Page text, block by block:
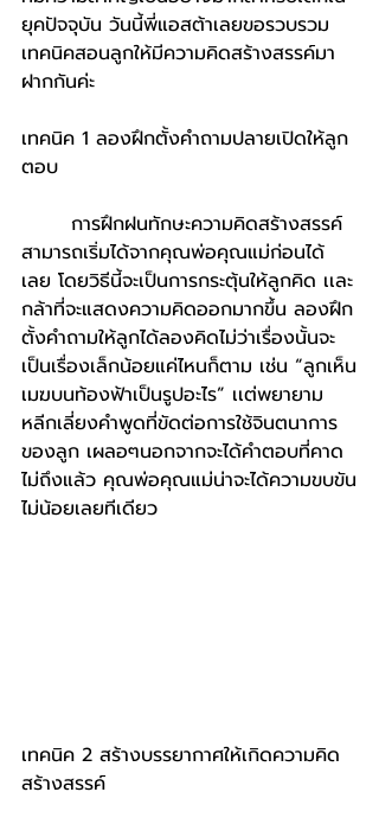
ยุคปัจจุบัน วันนี้พี่แอสต้าเลยขอรวบรวม
เทคนิคสอนลูกให้มีความคิดสร้างสรรค์มา
ฝากกันค่ะ
เทคนิค 1 ลองฝึกตั้งคำถามปลายเปิดให้ลูก
ตอบ
       การฝึกฝนทักษะความคิดสร้างสรรค์
สามารถเริ่มได้จากคุณพ่อคุณแม่ก่อนได้
เลย โดยวิธีนี้จะเป็นการกระตุ้นให้ลูกคิด เเละ
กล้าที่จะแสดงความคิดออกมากขึ้น ลองฝึก
ตั้งคำถามให้ลูกได้ลองคิดไม่ว่าเรื่องนั้นจะ
เป็นเรื่องเล็กน้อยแค่ไหนก็ตาม เช่น “ลูกเห็น
เมฆบนท้องฟ้าเป็นรูปอะไร” เเต่พยายาม
หลีกเลี่ยงคำพูดที่ขัดต่อการใช้จินตนาการ
ของลูก เผลอๆนอกจากจะได้คำตอบที่คาด
ไม่ถึงแล้ว คุณพ่อคุณแม่น่าจะได้ความขบขัน
ไม่น้อยเลยทีเดียว
เทคนิค 2 สร้างบรรยากาศให้เกิดความคิด
สร้างสรรค์